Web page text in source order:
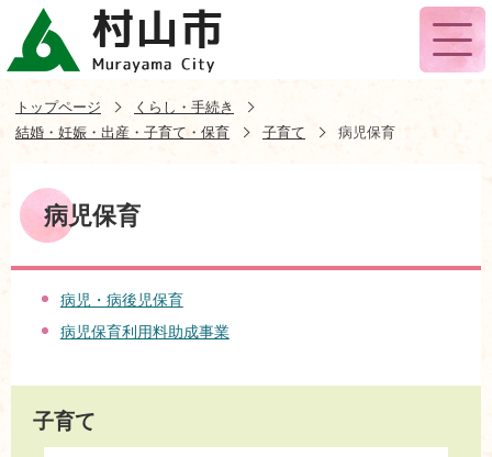
トップページ
くらし・手続き
結婚・妊娠・出産・子育て・保育
子育て 病児保育
病児保育
病児・病後児保育
病児保育利用料助成事業
子育て